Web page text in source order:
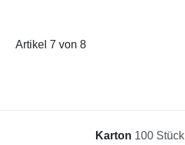
Artikel 7 von 8
Karton 100 Stück